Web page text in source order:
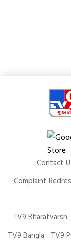
Contact
Complaint
TV9 Bharatvarsh
TV9 Bangla
TV9